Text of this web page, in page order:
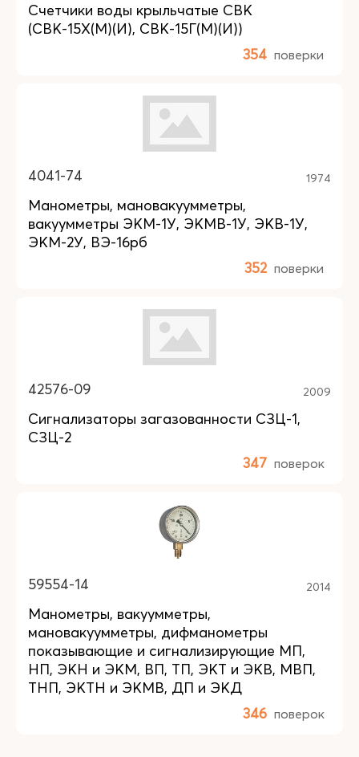
Счетчики воды крыльчатые СВК
(СВК-15Х(М)(И), СВК-15Г(М)(И))
354 поверки
4041-74 1974
Манометры, мановакуумметры,
вакуумметры ЭКМ-1У, ЭКМВ-1У, ЭКВ-1У,
ЭКМ-2У, ВЭ-16рб
352 поверки
42576-09 2009
Сигнализаторы загазованности СЗЦ-1,
СЗЦ-2
347 поверок
59554-14 2014
Манометры, вакуумметры,
мановакуумметры, дифманометры
показывающие и сигнализирующие МП,
НП, ЭКН и ЭКМ, ВП, ТП, ЭКТ и ЭКВ, МВП,
ТНП, ЭКТН и ЭКМВ, ДП и ЭКД
346 поверок